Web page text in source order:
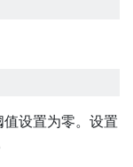
设置为零。设置